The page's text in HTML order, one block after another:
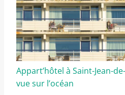
Appart’hôtel à Saint-Jean-
vue sur l’océan